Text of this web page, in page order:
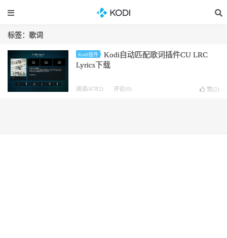
标签：歌词
Kodi插件
Kodi自动匹配歌词插件CU LRC
Lyrics下载
阅读(4782) 评论(0) 赞(2)